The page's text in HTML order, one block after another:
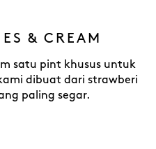
& CREAM
satu pint khusus untuk
dibuat dari strawberi
paling segar.